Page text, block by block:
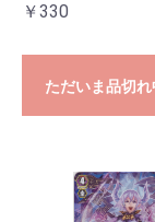
￥330
ただいま品切れ